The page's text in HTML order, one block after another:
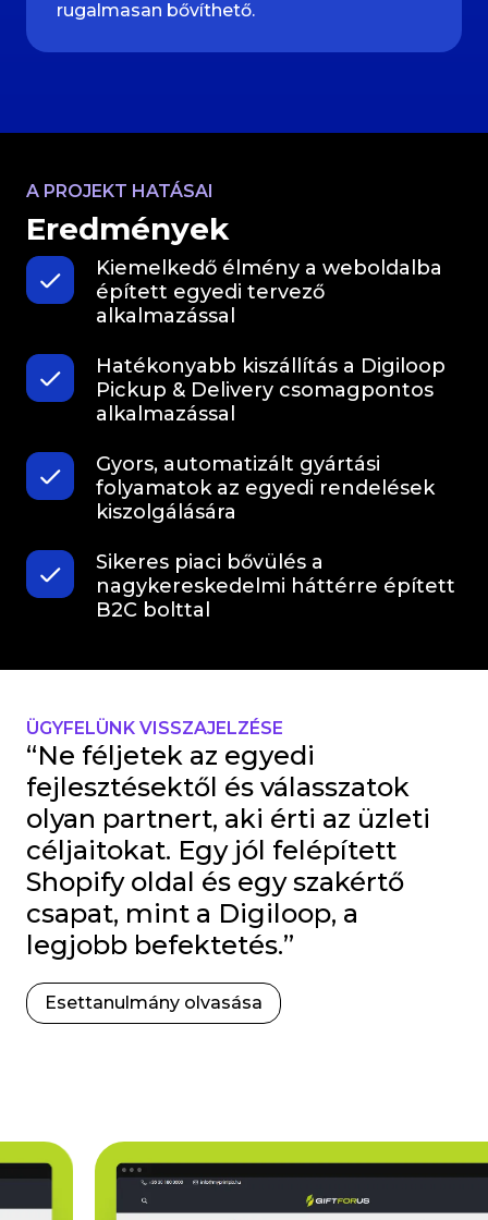
rugalmasan bővíthető.
A PROJEKT HATÁSAI
Eredmények
Kiemelkedő élmény a weboldalba
épített egyedi tervező
alkalmazással
Hatékonyabb kiszállítás a Digiloop
Pickup & Delivery csomagpontos
alkalmazással
Gyors, automatizált gyártási
folyamatok az egyedi rendelések
kiszolgálására
Sikeres piaci bővülés a
nagykereskedelmi háttérre épített
B2C bolttal
ÜGYFELÜNK VISSZAJELZÉSE
“Ne féljetek az egyedi
fejlesztésektől és válasszatok
olyan partnert, aki érti az üzleti
céljaitokat. Egy jól felépített
Shopify oldal és egy szakértő
csapat, mint a Digiloop, a
legjobb befektetés.”
Esettanulmány olvasása